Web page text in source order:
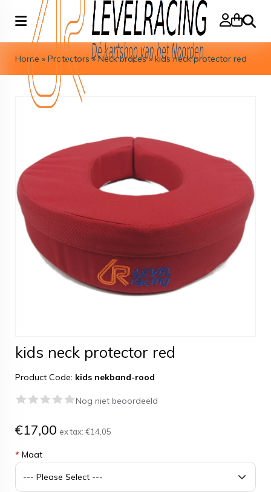
Search
Home » Protectors »Neck braces»kids neck protector red
kids neck protector red
Product Code: kids nekband-rood
Nog niet beoordeeld
€17,00 ex tax: €14,05
* Maat